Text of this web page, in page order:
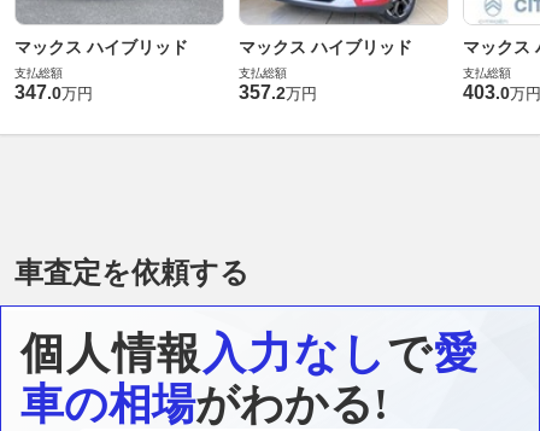
マックス ハイブリッド
支払総額
347.0万円
マックス ハイブリッド
支払総額
357.2万円
マックス
支払総額
403.0万円
車査定を依頼する
個人情報入力なしで愛
車の相場がわかる!